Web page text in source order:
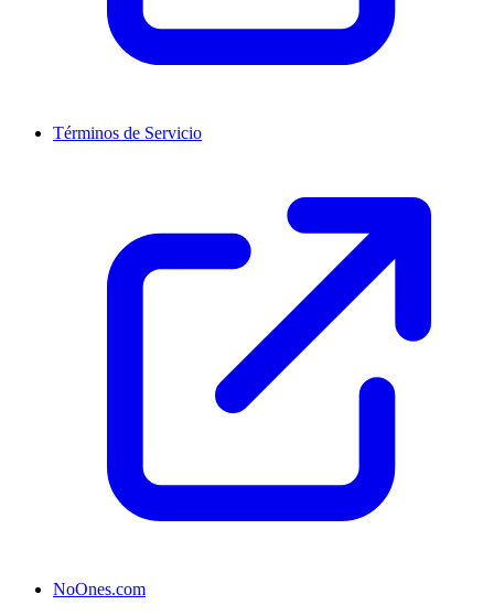
Términos de Servicio
NoOnes.com